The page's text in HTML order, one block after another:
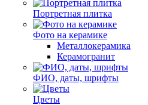
Портретная плитка
Фото на керамике
Металлокерамика
Керамогранит
ФИО, даты, шрифты
Цветы